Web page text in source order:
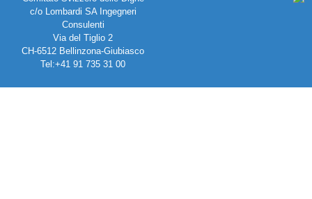
c/o Lombardi SA Ingegneri
Consulenti
Via del Tiglio 2
CH-6512 Bellinzona-Giubiasco
Tel:+41 91 735 31 00